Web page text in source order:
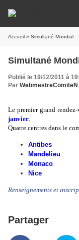
Accueil » Simultané Mondial
Simultané
Publié le 19/12/2011 à
Par WebmestreComiteN
Le premier grand
janvier.
Quatre centres dans le
Antibes
Mandelieu
Monaco
Nice
Renseignements et
Partager